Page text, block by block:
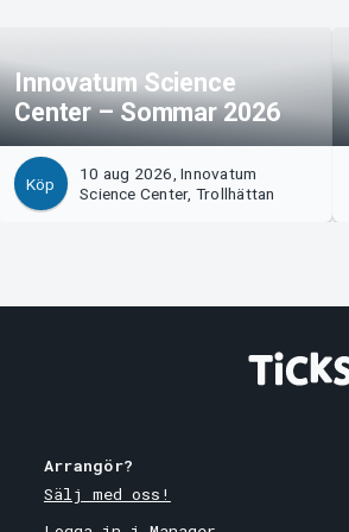
Innovatum Science
Center – Sommar 2026
Köp
10 aug 2026, Innovatum
Science Center, Trollhättan
Arrangör?
Sälj med oss!